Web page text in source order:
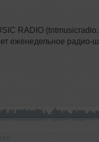
RADIO
еженедельное радио-